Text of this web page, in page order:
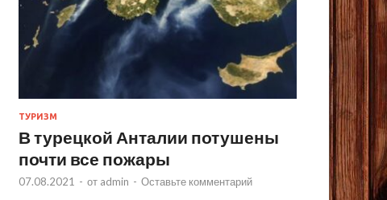
ТУРИЗМ
В турецкой Анталии потушены
почти все пожары
07.08.2021 - от admin - Оставьте комментарий